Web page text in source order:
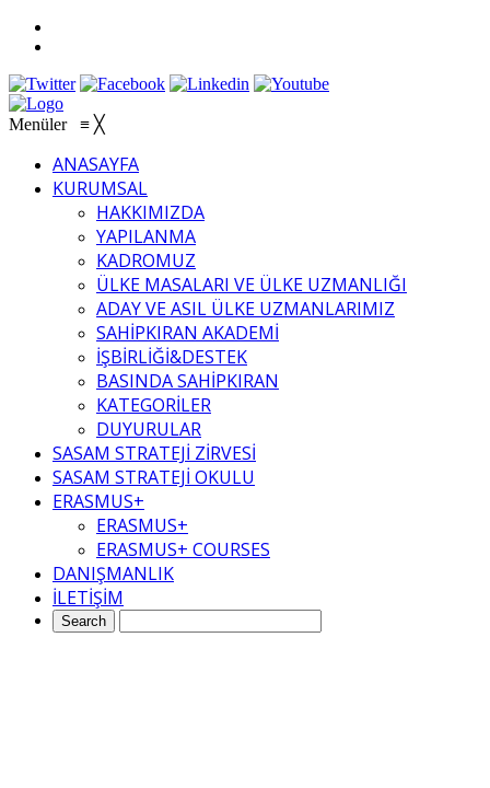
Menüler ≡ ╳
ANASAYFA
KURUMSAL
HAKKIMIZDA
YAPILANMA
KADROMUZ
ÜLKE MASALARI VE ÜLKE UZMANLIĞI
ADAY VE ASIL ÜLKE UZMANLARIMIZ
SAHİPKIRAN AKADEMİ
İŞBİRLİĞİ&DESTEK
BASINDA SAHİPKIRAN
KATEGORİLER
DUYURULAR
SASAM STRATEJİ ZİRVESİ
SASAM STRATEJİ OKULU
ERASMUS+
ERASMUS+
ERASMUS+ COURSES
DANIŞMANLIK
İLETİŞİM